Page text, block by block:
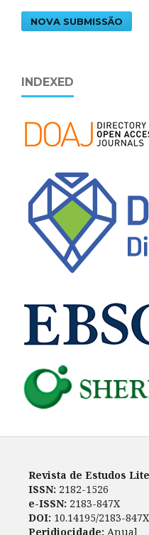
NOVA SUBMISSÃO
INDEXED
Revista de Estudos
ISSN: 2182-1526
e-ISSN: 2183-847X
DOI: 10.14195/2183-847X
Peridiocidade: Anual